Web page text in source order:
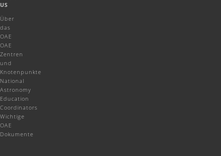
US
Über
das
OAE
OAE
Zentren
und
Knotenpunkte
National
Astronomy
Education
Coordinators
Wichtige
OAE
Dokumente